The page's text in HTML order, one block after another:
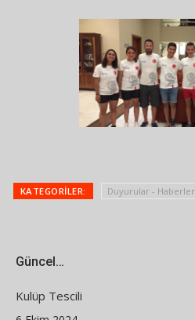
KATEGORILER: Duyurular - Haberler
Güncel…
Kulüp Tescili